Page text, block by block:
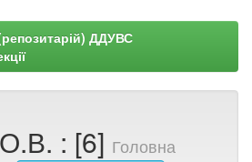
ДДУВС
: [6] Головна